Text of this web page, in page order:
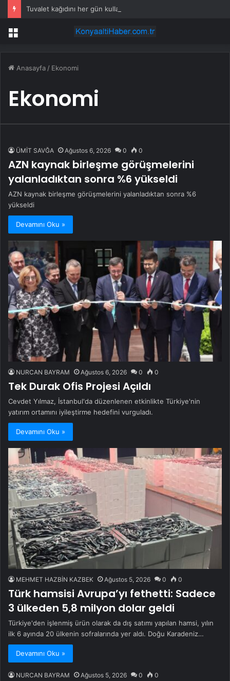
Tuvalet kağıdını her gün kullanmayın uyarısı yapıldı
Menü
Anasayfa / Ekonomi
Ekonomi
ÜMİT SAVĞA Ağustos 6, 2026 0 0
AZN kaynak birleşme görüşmelerini
yalanladıktan sonra %6 yükseldi
AZN kaynak birleşme görüşmelerini yalanladıktan sonra %6
yükseldi
Devamını Oku »
NURCAN BAYRAM Ağustos 6, 2026 0 0
Tek Durak Ofis Projesi Açıldı
Cevdet Yılmaz, İstanbul'da düzenlenen etkinlikte Türkiye'nin
yatırım ortamını iyileştirme hedefini vurguladı.
Devamını Oku »
MEHMET HAZBİN KAZBEK Ağustos 5, 2026 0 0
Türk hamsisi Avrupa’yı fethetti: Sadece
3 ülkeden 5,8 milyon dolar geldi
Türkiye'den işlenmiş ürün olarak da dış satımı yapılan hamsi, yılın
ilk 6 ayında 20 ülkenin sofralarında yer aldı. Doğu Karadeniz…
Devamını Oku »
NURCAN BAYRAM Ağustos 5, 2026 0 0